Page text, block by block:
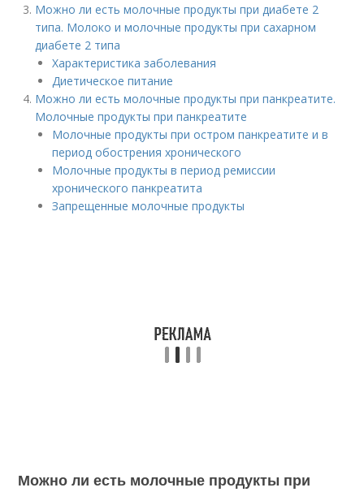
Можно ли есть молочные продукты при диабете 2
типа. Молоко и молочные продукты при сахарном
диабете 2 типа
Характеристика заболевания
Диетическое питание
Можно ли есть молочные продукты при панкреатите.
Молочные продукты при панкреатите
Молочные продукты при остром панкреатите и в
период обострения хронического
Молочные продукты в период ремиссии
хронического панкреатита
Запрещенные молочные продукты
Можно ли есть молочные продукты при